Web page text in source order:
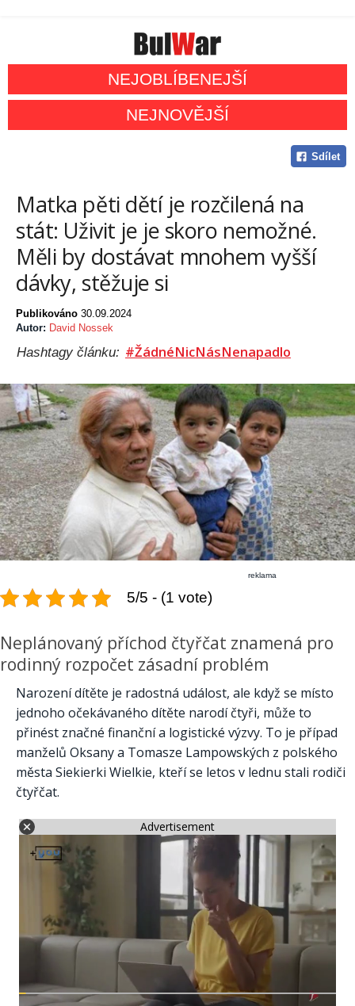
NEJOBLÍBENEJŠÍ
NEJNOVĚJŠÍ
Sdílet
Matka pěti dětí je rozčilená na
stát: Uživit je je skoro nemožné.
Měli by dostávat mnohem vyšší
dávky, stěžuje si
Publikováno 30.09.2024
Autor: David Nossek
Hashtagy článku: #ŽádnéNicNásNenapadlo
reklama
5/5 - (1 vote)
Neplánovaný příchod čtyřčat znamená pro
rodinný rozpočet zásadní problém
Narození dítěte je radostná událost, ale když se místo
jednoho očekávaného dítěte narodí čtyři, může to
přinést značné finanční a logistické výzvy. To je případ
manželů Oksany a Tomasze Lampowských z polského
města Siekierki Wielkie, kteří se letos v lednu stali rodiči
čtyřčat.
Advertisement